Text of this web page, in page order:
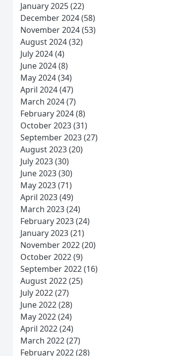
January 2025(22)
December 2024(58)
November 2024(53)
August 2024(32)
July 2024(4)
June 2024(8)
May 2024(34)
April 2024(47)
March 2024(7)
February 2024(8)
October 2023(31)
September 2023(27)
August 2023(20)
July 2023(30)
June 2023(30)
May 2023(71)
April 2023(49)
March 2023(24)
February 2023(24)
January 2023(21)
November 2022(20)
October 2022(9)
September 2022(16)
August 2022(25)
July 2022(27)
June 2022(28)
May 2022(24)
April 2022(24)
March 2022(27)
February 2022(28)